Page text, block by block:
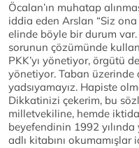
Öcalan’ın muhatap
iddia eden Arslan “Siz
elinde böyle bir durum
sorunun çözümünde
PKK’yı yönetiyor, örgütü
yönetiyor. Taban üzerinde
yadsıyamayız. Hapiste
Dikkatinizi çekerim, bu
milletvekiline, hemde
beyefendinin 1992 yılında
adlı kitabını okumamışlar